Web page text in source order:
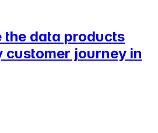
the data products
customer journey in